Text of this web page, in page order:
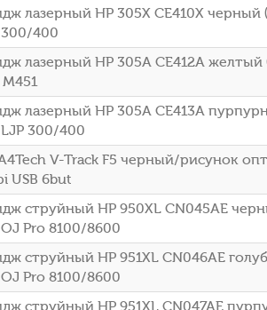
лазерный HP 305X CE410X черный
300/400
лазерный HP 305A CE412A желтый
лазерный HP 305A CE413A
LJP 300/400
V-Track F5 черный/рисунок
USB 6but
струйный HP 950XL CN045AE
Pro 8100/8600
струйный HP 951XL CN046AE
Pro 8100/8600
струйный HP 951XL CN047AE